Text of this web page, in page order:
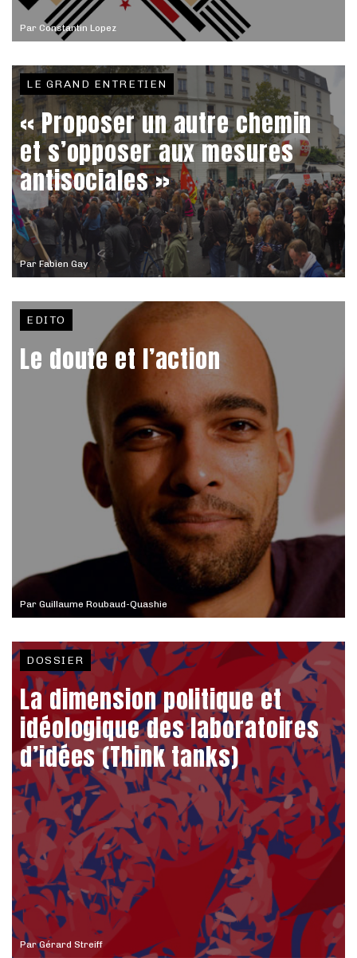
Par Constantin Lopez
Par Fabien Gay
LE GRAND ENTRETIEN
« Proposer un autre chemin
et s’opposer aux mesures
antisociales »
Par Guillaume Roubaud-Quashie
EDITO
Le doute et l’action
ParGérard Streiff
DOSSIER
La dimension politique et
idéologique des laboratoires
d’idées (Think tanks)